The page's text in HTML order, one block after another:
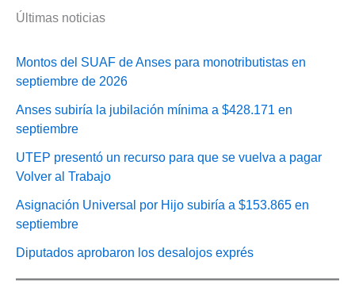
Últimas noticias
Montos del SUAF de Anses para monotributistas en
septiembre de 2026
Anses subiría la jubilación mínima a $428.171 en
septiembre
UTEP presentó un recurso para que se vuelva a pagar
Volver al Trabajo
Asignación Universal por Hijo subiría a $153.865 en
septiembre
Diputados aprobaron los desalojos exprés